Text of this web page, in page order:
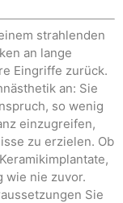
strahlenden
an lange
Eingriffe zurück.
an: Sie
so wenig
einzugreifen,
zu erzielen. Ob
wie nie zuvor.
Sie